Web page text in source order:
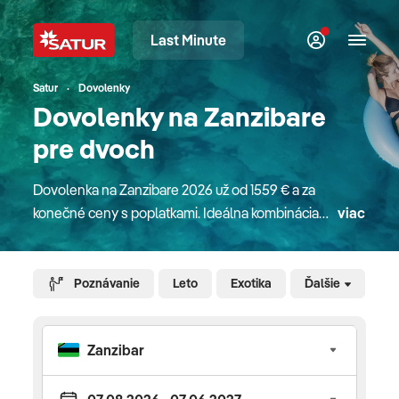
Last Minute
Satur Dovolenky
Dovolenky na Zanzibare
pre dvoch
Dovolenka na Zanzibare 2026 už od 1559 € a za
konečné ceny s poplatkami. Ideálna kombinácia
pobytu pri mori a jedinečného zážitku pozorovania
špeciálnym priamym letom z Bratislavy od
prázdnin. Dlhé, biele a pieskové pláže ako na
Maldivách obmývané teplými tyrkysovými vodami
Indického oceánu sú ideálnym miestom pre
viac
Ďalšie
Poznávanie Leto Exotika